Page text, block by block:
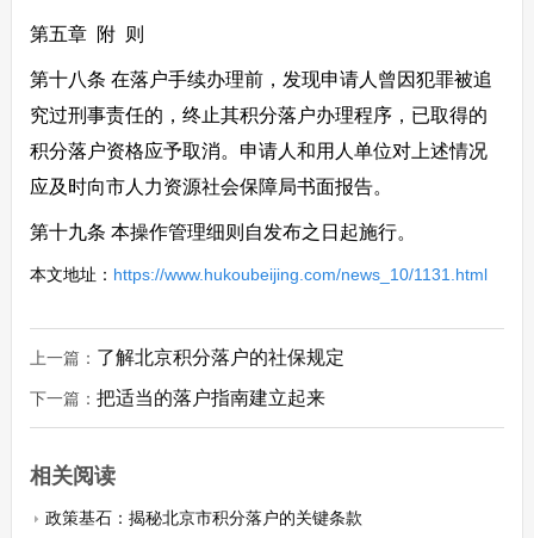
第五章 附 则
第十八条 在落户手续办理前，发现申请人曾因犯罪被追
究过刑事责任的，终止其积分落户办理程序，已取得的
积分落户资格应予取消。申请人和用人单位对上述情况
应及时向市人力资源社会保障局书面报告。
第十九条 本操作管理细则自发布之日起施行。
本文地址： https://www.hukoubeijing.com/news_10/1131.html
上一篇： 了解北京积分落户的社保规定
下一篇： 把适当的落户指南建立起来
相关阅读
政策基石：揭秘北京市积分落户的关键条款